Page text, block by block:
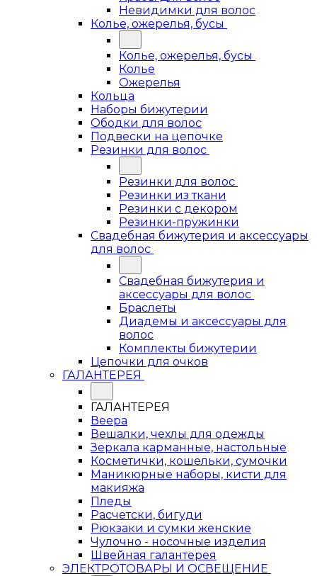
Невидимки для волос
Колье, ожерелья, бусы
Колье, ожерелья, бусы
Колье
Ожерелья
Кольца
Наборы бижутерии
Ободки для волос
Подвески на цепочке
Резинки для волос
Резинки для волос
Резинки из ткани
Резинки с декором
Резинки-пружинки
Свадебная бижутерия и аксессуары
для волос
Свадебная бижутерия и
аксессуары для волос
Браслеты
Диадемы и аксессуары для
волос
Комплекты бижутерии
Цепочки для очков
ГАЛАНТЕРЕЯ
ГАЛАНТЕРЕЯ
Веера
Вешалки, чехлы для одежды
Зеркала карманные, настольные
Косметички, кошельки, сумочки
Маникюрные наборы, кисти для
макияжа
Пледы
Расчетски, бигуди
Рюкзаки и сумки женские
Чулочно - носочные изделия
Швейная галантерея
ЭЛЕКТРОТОВАРЫ И ОСВЕЩЕНИЕ